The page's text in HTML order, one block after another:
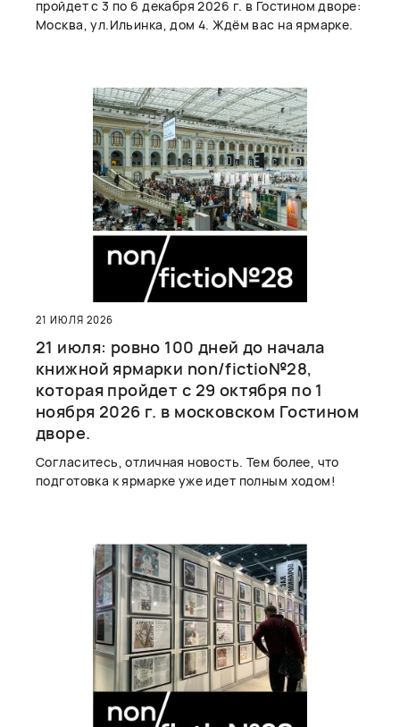
пройдет с 3 по 6 декабря 2026 г. в Гостином дворе:
Москва, ул.Ильинка, дом 4. Ждём вас на ярмарке.
21 ИЮЛЯ 2026
21 июля: ровно 100 дней до начала
книжной ярмарки non/fictio№28,
которая пройдет с 29 октября по 1
ноября 2026 г. в московском Гостином
дворе.
Согласитесь, отличная новость. Тем более, что
подготовка к ярмарке уже идет полным ходом!